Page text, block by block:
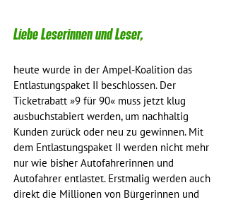
Liebe Leserinnen und Leser,
heute wurde in der Ampel-Koalition das
Entlastungspaket II beschlossen. Der
Ticketrabatt »9 für 90« muss jetzt klug
ausbuchstabiert werden, um nachhaltig
Kunden zurück oder neu zu gewinnen. Mit
dem Entlastungspaket II werden nicht mehr
nur wie bisher Autofahrerinnen und
Autofahrer entlastet. Erstmalig werden auch
direkt die Millionen von Bürgerinnen und